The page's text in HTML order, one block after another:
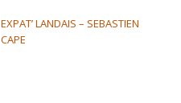
EXPAT’ LANDAIS – SEBASTIEN
CAPE